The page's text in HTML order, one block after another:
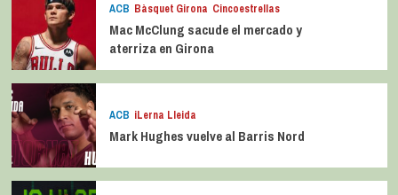
ACB Bàsquet Girona Cincoestrellas
Mac McClung sacude el mercado y
aterriza en Girona
ACB iLerna Lleida
Mark Hughes vuelve al Barris Nord